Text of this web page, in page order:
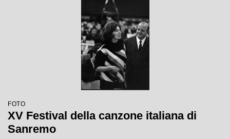
FOTO
XV Festival della canzone italiana di
Sanremo